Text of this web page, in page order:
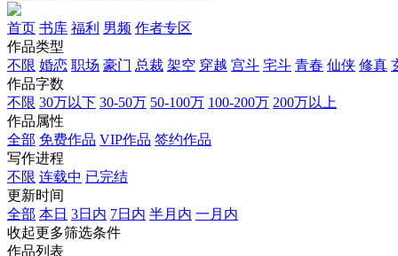
首页 书库 福利 男频 作者专区
作品类型
不限 婚恋 职场 豪门 总裁 架空 穿越 宫斗 宅斗 青春 仙侠 修真
作品字数
不限 30万以下 30-50万 50-100万 100-200万 200万以上
作品属性
全部 免费作品 VIP作品 签约作品
写作进程
不限 连载中 已完结
更新时间
全部 本日 3日内 7日内 半月内 一月内
收起更多筛选条件
作品列表